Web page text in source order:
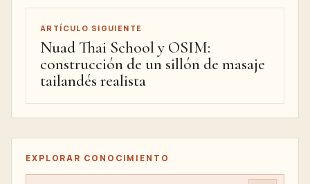
ARTÍCULO SIGUIENTE
Nuad Thai School y OSIM:
construcción de un sillón de masaje
tailandés realista
EXPLORAR CONOCIMIENTO